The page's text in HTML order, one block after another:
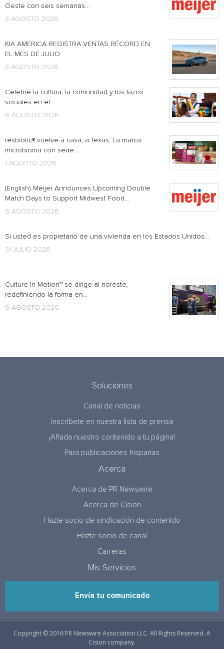
Oeste con seis semanas...
3 AGOSTO 2026
KIA AMERICA REGISTRA VENTAS RÉCORD EN
EL MES DE JULIO
3 AGOSTO 2026
Celebre la cultura, la comunidad y los lazos
sociales en el...
6 AGOSTO 2026
resbiotic® vuelve a casa, a Texas: La marca
microbioma con sede...
1 AGOSTO 2026
(English) Meijer Announces Upcoming Double
Match Days to Support Midwest Food...
6 AGOSTO 2026
Si usted es propietario de una vivienda en los Estados Unidos...
31 JULIO 2026
Culture In Motion™ se dirige al noreste,
redefiniendo la forma en...
6 AGOSTO 2026
Soluciones
Canal de noticias
Inscríbete en nuestra lista de prensa
¡Añada nuestro contenido a tu página!
Para publicaciones hispanas
Acerca
Acerca de PR Newswire
Acerca de Cision
Hazte socio de sindicación de contenido
Hazte socio de canal
Carreras
Mis Servicios
Envía tu comunicado
Copyright © 2016 PR Newswire Association LLC. All Rights Reserved. A
Cision company.